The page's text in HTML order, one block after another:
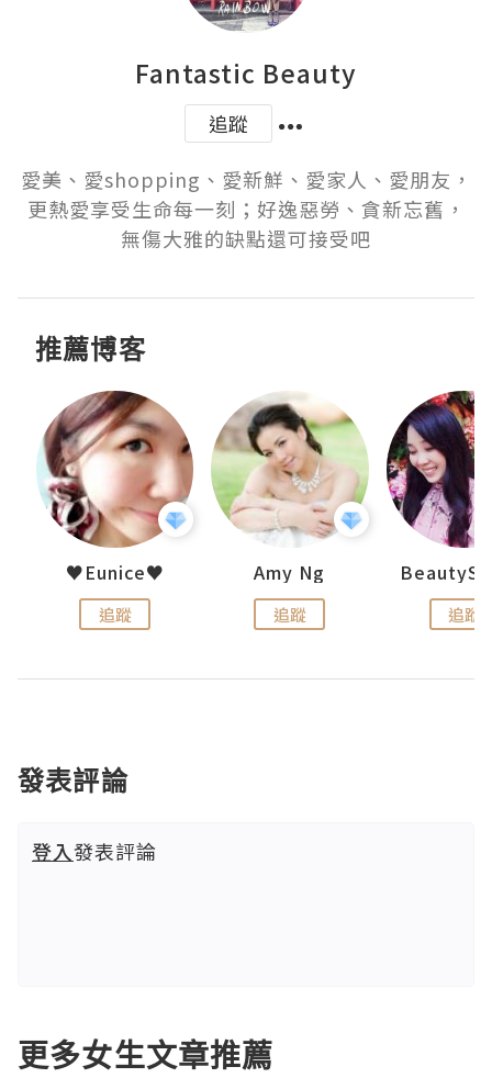
Fantastic Beauty
追蹤
愛美、愛shopping、愛新鮮、愛家人、愛朋友，
更熱愛享受生命每一刻；好逸惡勞、貪新忘舊，
無傷大雅的缺點還可接受吧
推薦博客
♥Eunice♥
追蹤
Amy Ng
追蹤 追蹤
發表評論
登入發表評論
更多女生文章推薦